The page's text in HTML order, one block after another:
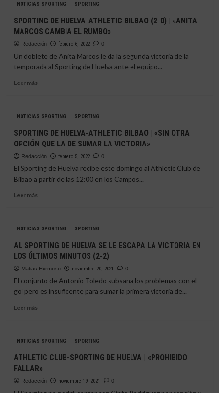
DE
SPORTING
DE
HUELVA
FIN
COMIENZA
NOTICIAS SPORTING SPORTING
SPORTING DE HUELVA-ATHLETIC BILBAO (2-0) | «ANITA
MARCOS CAMBIA EL RUMBO»
Redacción febrero 6, 2022 0
Un doblete de Anita Marcos le da la segunda victoria de la
temporada al Sporting de Huelva ante el equipo...
Leer másLeer
DE
ATHLETIC
BILBAO
(2-
0)
«ANITA
MARCOS
NOTICIAS SPORTING SPORTING
SPORTING DE HUELVA-ATHLETIC BILBAO | «SIN OTRA
OPCIÓN QUE LA DE SUMAR LA VICTORIA»
Redacción febrero 5, 2022 0
El Sporting de Huelva recibe este domingo al Athletic Club de
Bilbao a partir de las 12:00 en los Campos...
Leer másLeer
DE
ATHLETIC
BILBAO
«SIN
OPCIÓN
QUE
LA
NOTICIAS SPORTING SPORTING
AL SPORTING DE HUELVA SE LE ESCAPA LA VICTORIA EN
LOS ÚLTIMOS MINUTOS (2-2)
Matias Hermoso noviembre 20, 2021 0
El conjunto de Antonio Toledo subsana los problemas con el
gol pero es insuficente para sumar la primera victoria de...
Leer másLeer
SPORTING
HUELVA
SE
LE
ESCAPA
NOTICIAS SPORTING SPORTING
ATHLETIC CLUB-SPORTING DE HUELVA | «PROHIBIDO
FALLAR»
Redacción noviembre 19, 2021 0